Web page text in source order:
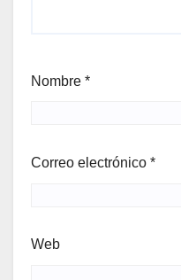
Nombre *
Correo electrónico *
Web